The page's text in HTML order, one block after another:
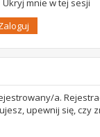
Ukryj mnie w tej sesji
a.
upewnij się, czy